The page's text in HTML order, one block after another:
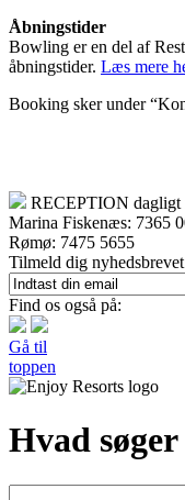
Åbningstider
Bowling er en del af
åbningstider. Læs mere
Booking sker under
RECEPTION dagligt
Marina Fiskenæs: 7365
Rømø: 7475 5655
Tilmeld dig
Find os også på:
Gå til
toppen
Hvad